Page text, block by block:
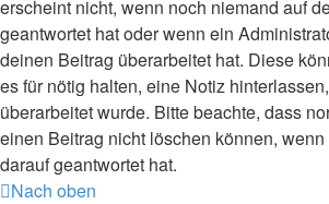
erscheint nicht, wenn noch niemand auf
geantwortet hat oder wenn ein
deinen Beitrag überarbeitet hat. Diese
es für nötig halten, eine Notiz
überarbeitet wurde. Bitte beachte, dass
einen Beitrag nicht löschen können,
darauf geantwortet hat.
Nach oben